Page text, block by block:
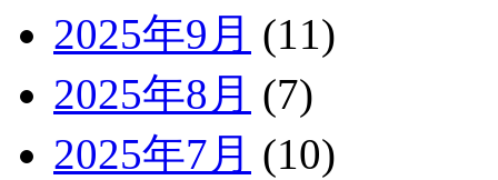
2025年9月 (11)
2025年8月 (7)
2025年7月 (10)